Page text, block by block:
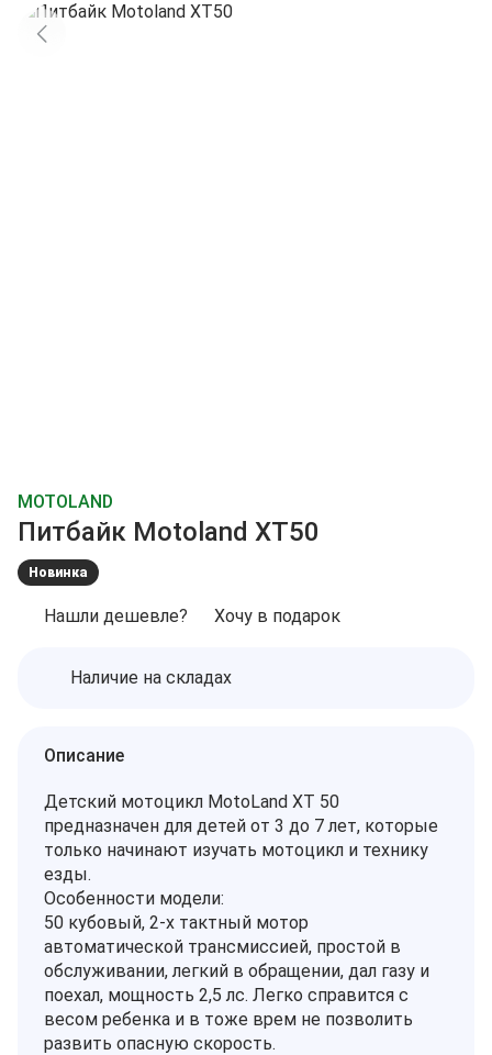
MOTOLAND
Питбайк Motoland XT50
Новинка
Нашли дешевле? Хочу в подарок
Наличие на складах
Описание
Детский мотоцикл MotoLand XT 50
предназначен для детей от 3 до 7 лет, которые
только начинают изучать мотоцикл и технику
езды.
Особенности модели:
50 кубовый, 2-х тактный мотор
автоматической трансмиссией, простой в
обслуживании, легкий в обращении, дал газу и
поехал, мощность 2,5 лс. Легко справится с
весом ребенка и в тоже врем не позволить
развить опасную скорость.